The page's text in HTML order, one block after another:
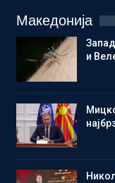
Македонија
и